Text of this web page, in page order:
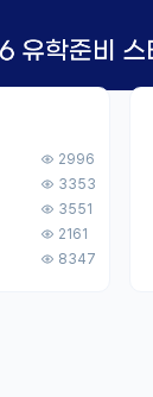
2996
3353
3551
2161
8347